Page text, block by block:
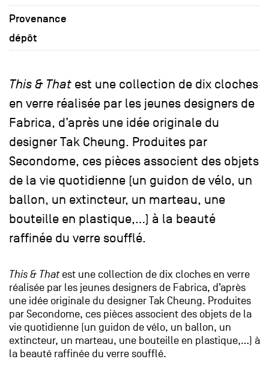
Provenance
dépôt
This & That est une collection de dix cloches
en verre réalisée par les jeunes designers de
Fabrica, d’après une idée originale du
designer Tak Cheung. Produites par
Secondome, ces pièces associent des objets
de la vie quotidienne (un guidon de vélo, un
ballon, un extincteur, un marteau, une
bouteille en plastique,…) à la beauté
raffinée du verre soufflé.
This & That est une collection de dix cloches en verre
réalisée par les jeunes designers de Fabrica, d’après
une idée originale du designer Tak Cheung. Produites
par Secondome, ces pièces associent des objets de la
vie quotidienne (un guidon de vélo, un ballon, un
extincteur, un marteau, une bouteille en plastique,…) à
la beauté raffinée du verre soufflé.